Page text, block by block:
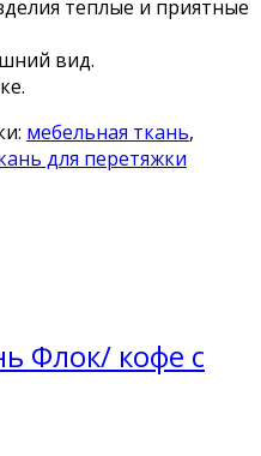
теплые и приятные
вид.
мебельная ткань,
для перетяжки
Флок/ кофе с